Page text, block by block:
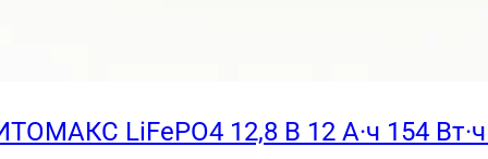
LiFePO4 12,8 В 12 А·ч 154